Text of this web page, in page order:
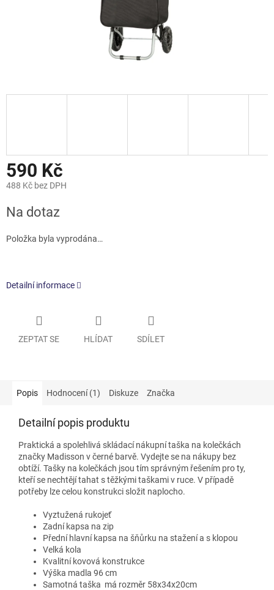
590 Kč
488 Kč bez DPH
cena:
Na dotaz
Položka byla vyprodána…
Detailní informace
ZEPTAT SE HLÍDAT SDÍLET
Popis Hodnocení (1) Diskuze Značka
Detailní popis produktu
Praktická a spolehlivá skládací nákupní taška na kolečkách
značky Madisson v černé barvě. Vydejte se na nákupy bez
obtíží. Tašky na kolečkách jsou tím správným řešením pro ty,
kteří se nechtějí tahat s těžkými taškami v ruce. V případě
potřeby lze celou konstrukci složit naplocho.
Vyztužená rukojeť
Zadní kapsa na zip
Přední hlavní kapsa na šňůrku na stažení a s klopou
Velká kola
Kvalitní kovová konstrukce
Výška madla 96 cm
Samotná taška má rozměr 58x34x20cm